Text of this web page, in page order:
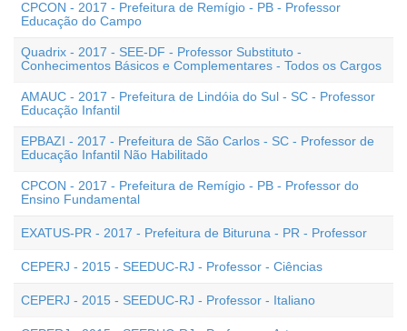
CPCON - 2017 - Prefeitura de Remígio - PB - Professor
Educação do Campo
Quadrix - 2017 - SEE-DF - Professor Substituto -
Conhecimentos Básicos e Complementares - Todos os Cargos
AMAUC - 2017 - Prefeitura de Lindóia do Sul - SC - Professor
Educação Infantil
EPBAZI - 2017 - Prefeitura de São Carlos - SC - Professor de
Educação Infantil Não Habilitado
CPCON - 2017 - Prefeitura de Remígio - PB - Professor do
Ensino Fundamental
EXATUS-PR - 2017 - Prefeitura de Bituruna - PR - Professor
CEPERJ - 2015 - SEEDUC-RJ - Professor - Ciências
CEPERJ - 2015 - SEEDUC-RJ - Professor - Italiano